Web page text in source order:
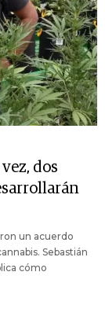
dos
un acuerdo
Sebastián
cómo